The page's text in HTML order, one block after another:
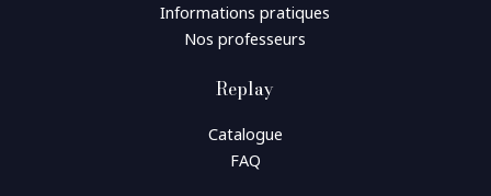
Informations pratiques
Nos professeurs
Replay
Catalogue
FAQ